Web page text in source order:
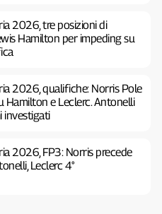
2026, tre posizioni di
Hamilton per impeding su
2026, qualifiche: Norris Pole
Hamilton e Leclerc. Antonelli
investigati
2026, FP3: Norris precede
Leclerc 4°